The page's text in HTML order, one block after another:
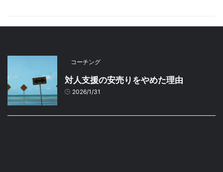
コーチング
対人支援の安売りをやめた理由
2026/1/31